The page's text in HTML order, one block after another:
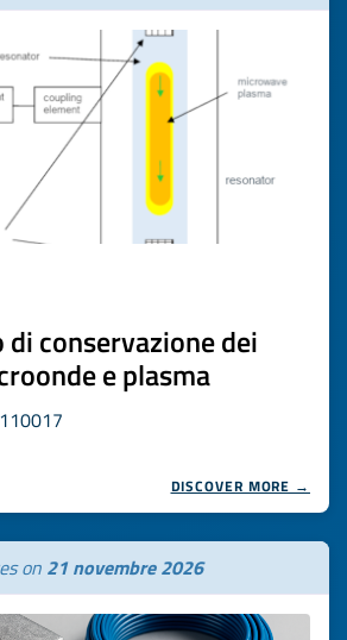
conservazione dei
e plasma
DISCOVER MORE →
on 21 novembre 2026